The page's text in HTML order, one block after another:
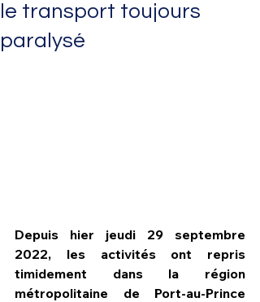
le transport toujours
paralysé
Depuis hier jeudi 29 septembre
2022, les activités ont repris
timidement dans la région
métropolitaine de Port-au-Prince